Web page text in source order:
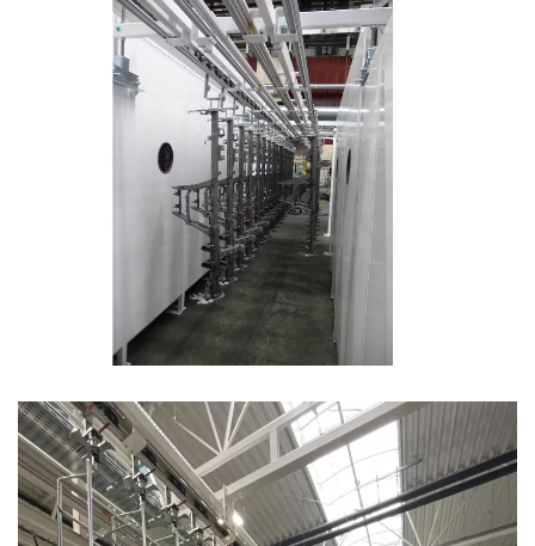
Stockage linéaire sur convoyeur aérien, gestion
pneumatique